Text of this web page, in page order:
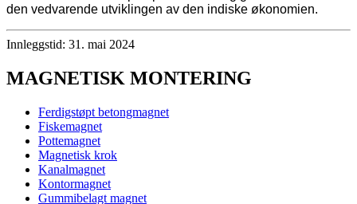
den vedvarende utviklingen av den indiske økonomien.
Innleggstid: 31. mai 2024
MAGNETISK MONTERING
Ferdigstøpt betongmagnet
Fiskemagnet
Pottemagnet
Magnetisk krok
Kanalmagnet
Kontormagnet
Gummibelagt magnet